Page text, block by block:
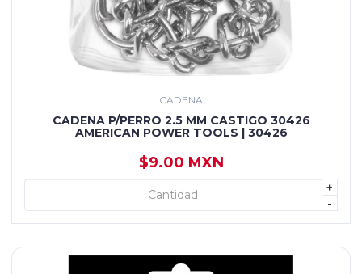
CADENA
CADENA P/PERRO 2.5 MM CASTIGO 30426
AMERICAN POWER TOOLS | 30426
$9.00 MXN
+
-
+ AGREGAR